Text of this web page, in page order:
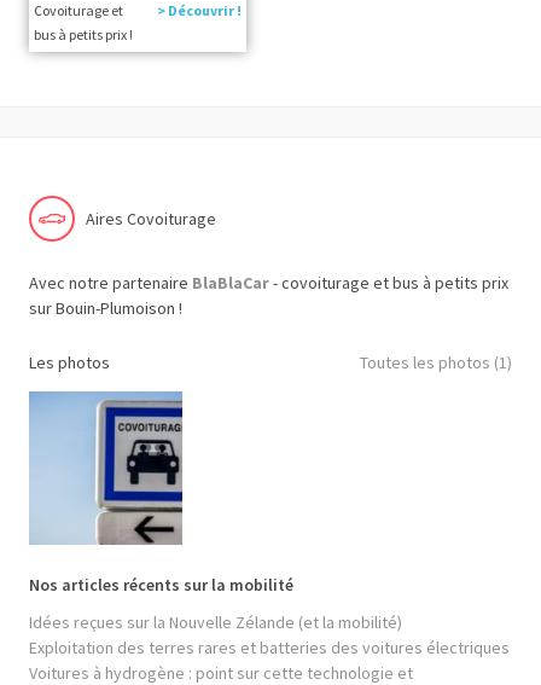
Covoiturage et
bus à petits prix !
> Découvrir !
Aires Covoiturage
Avec notre partenaire BlaBlaCar- covoiturage et bus à petits prix
sur Bouin-Plumoison !
Les photos Toutes les photos (1)
Nos articles récents sur la mobilité
Idées reçues sur la Nouvelle Zélande (et la mobilité)
Exploitation des terres rares et batteries des voitures électriques
Voitures à hydrogène : point sur cette technologie et